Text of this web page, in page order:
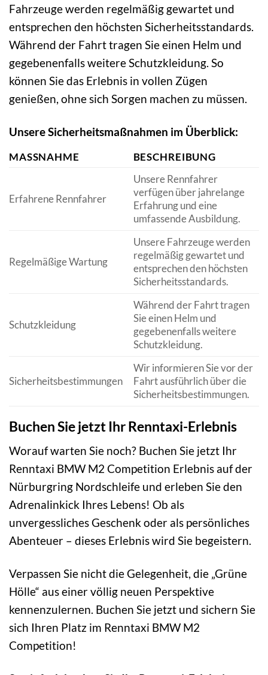
Fahrzeuge werden regelmäßig gewartet und
entsprechen den höchsten Sicherheitsstandards.
Während der Fahrt tragen Sie einen Helm und
gegebenenfalls weitere Schutzkleidung. So
können Sie das Erlebnis in vollen Zügen
genießen, ohne sich Sorgen machen zu müssen.
Unsere Sicherheitsmaßnahmen im Überblick:
MASSNAHME BESCHREIBUNG
Erfahrene Rennfahrer
Unsere Rennfahrer
verfügen über jahrelange
Erfahrung und eine
umfassende Ausbildung.
Regelmäßige Wartung
Unsere Fahrzeuge werden
regelmäßig gewartet und
entsprechen den höchsten
Sicherheitsstandards.
Schutzkleidung
Während der Fahrt tragen
Sie einen Helm und
gegebenenfalls weitere
Schutzkleidung.
Sicherheitsbestimmungen
Wir informieren Sie vor der
Fahrt ausführlich über die
Sicherheitsbestimmungen.
Buchen Sie jetzt Ihr Renntaxi-Erlebnis
Worauf warten Sie noch? Buchen Sie jetzt Ihr
Renntaxi BMW M2 Competition Erlebnis auf der
Nürburgring Nordschleife und erleben Sie den
Adrenalinkick Ihres Lebens! Ob als
unvergessliches Geschenk oder als persönliches
Abenteuer – dieses Erlebnis wird Sie begeistern.
Verpassen Sie nicht die Gelegenheit, die „Grüne
Hölle“ aus einer völlig neuen Perspektive
kennenzulernen. Buchen Sie jetzt und sichern Sie
sich Ihren Platz im Renntaxi BMW M2
Competition!